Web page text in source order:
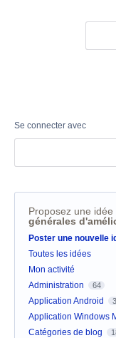
Se connecter avec
Proposez une
générales
Catégories
Poster une nouvelle
Toutes les idées
Mon activité
Administration
64
Application Android 3
Application Windows
Catégories de blog